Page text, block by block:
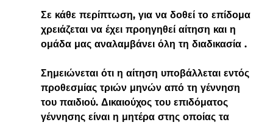
Σε κάθε περίπτωση, για να δοθεί το επίδομα
χρειάζεται να έχει προηγηθεί αίτηση και η
ομάδα μας αναλαμβάνει όλη τη διαδικασία .
Σημειώνεται ότι η αίτηση υποβάλλεται εντός
προθεσμίας τριών μηνών από τη γέννηση
του παιδιού. Δικαιούχος του επιδόματος
γέννησης είναι η μητέρα στης οποίας τα